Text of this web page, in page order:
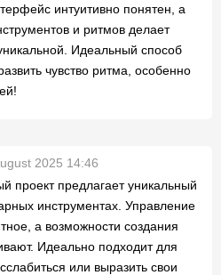
интуитивно понятен, а
и ритмов делает
Идеальный способ
чувство ритма, особенно
2025 14:46
проект предлагает уникальный
инструментах. Управление
а возможности создания
Идеально подходит для
или выразить свои